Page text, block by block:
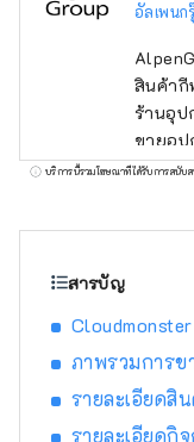
อัลเพนก
สินค้ากี
ร้านอุป
ขายอุป
ร้านขา
บริการนี้รวมโฆษณาที่ได้รับการสนับ
สารบัญ
ภาพรวมการข
รายละเอียดสิ
รายละเอียดกิ